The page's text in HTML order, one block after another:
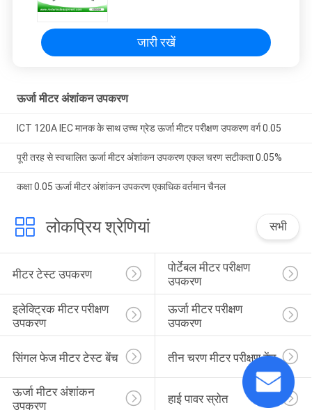
जारी रखें
ऊर्जा मीटर अंशांकन उपकरण
ICT 120A IEC मानक के साथ उच्च ग्रेड ऊर्जा मीटर परीक्षण उपकरण वर्ग 0.05
पूरी तरह से स्वचालित ऊर्जा मीटर अंशांकन उपकरण एकल चरण सटीकता 0.05%
कक्षा 0.05 ऊर्जा मीटर अंशांकन उपकरण एकाधिक वर्तमान चैनल
लोकप्रिय श्रेणियां सभी
मीटर टेस्ट उपकरण
पोर्टेबल मीटर परीक्षण
उपकरण
इलेक्ट्रिक मीटर परीक्षण
उपकरण
ऊर्जा मीटर परीक्षण
उपकरण
सिंगल फेज मीटर टेस्ट बेंच तीन चरण मीटर परीक्षण बेंच
ऊर्जा मीटर अंशांकन
उपकरण
हाई पावर स्रोत